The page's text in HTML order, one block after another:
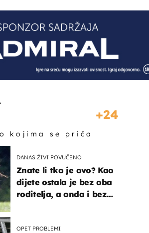
24
kojima se priča
DANAS ŽIVI POVUČENO
Znate li tko je ovo? Kao
dijete ostala je bez oba
roditelja, a onda i bez
OPET PROBLEMI